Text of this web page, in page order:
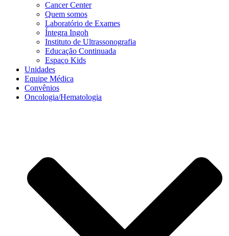
Cancer Center
Quem somos
Laboratório de Exames
Íntegra Ingoh
Instituto de Ultrassonografia
Educação Continuada
Espaço Kids
Unidades
Equipe Médica
Convênios
Oncologia/Hematologia